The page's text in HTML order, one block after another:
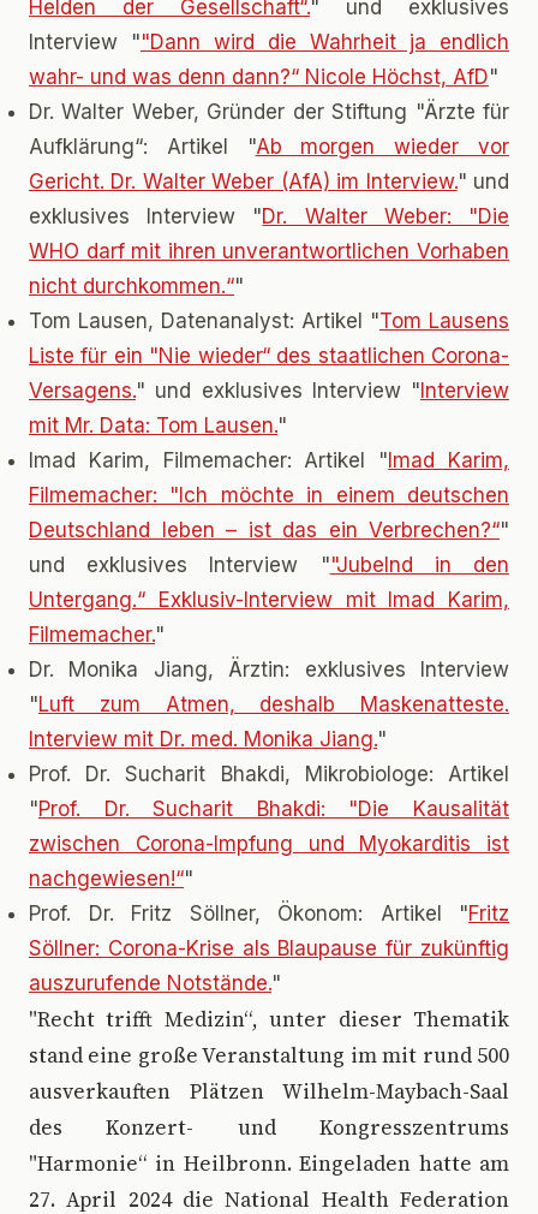
Helden der Gesellschaft“." und exklusives
Interview ""Dann wird die Wahrheit ja endlich
wahr- und was denn dann?“ Nicole Höchst, AfD"
Dr. Walter Weber, Gründer der Stiftung "Ärzte für
Aufklärung“: Artikel "Ab morgen wieder vor
Gericht. Dr. Walter Weber (AfA) im Interview." und
exklusives Interview "Dr. Walter Weber: "Die
WHO darf mit ihren unverantwortlichen Vorhaben
nicht durchkommen.“"
Tom Lausen, Datenanalyst: Artikel "Tom Lausens
Liste für ein "Nie wieder“ des staatlichen Corona-
Versagens." und exklusives Interview " Interview
mit Mr. Data: Tom Lausen."
Imad Karim, Filmemacher: Artikel " Imad Karim,
Filmemacher: "Ich möchte in einem deutschen
Deutschland leben – ist das ein Verbrechen?“"
und exklusives Interview ""Jubelnd in den
Untergang.“ Exklusiv-Interview mit Imad Karim,
Filmemacher."
Dr. Monika Jiang, Ärztin: exklusives Interview
"Luft zum Atmen, deshalb Maskenatteste.
Interview mit Dr. med. Monika Jiang."
Prof. Dr. Sucharit Bhakdi, Mikrobiologe: Artikel
"Prof. Dr. Sucharit Bhakdi: "Die Kausalität
zwischen Corona-Impfung und Myokarditis ist
nachgewiesen!“"
Prof. Dr. Fritz Söllner, Ökonom: Artikel "Fritz
Söllner: Corona-Krise als Blaupause für zukünftig
auszurufende Notstände."
"Recht trifft Medizin“, unter dieser Thematik
stand eine große Veranstaltung im mit rund 500
ausverkauften Plätzen Wilhelm-Maybach-Saal
des Konzert- und Kongresszentrums
"Harmonie“ in Heilbronn. Eingeladen hatte am
27. April 2024 die National Health Federation